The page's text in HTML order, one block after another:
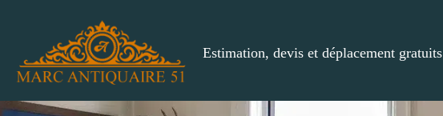
Estimation, devis et déplacement gratuits